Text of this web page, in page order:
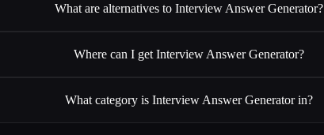
What are alternatives to Interview Answer Generator?
Where can I get Interview Answer Generator?
What category is Interview Answer Generator in?